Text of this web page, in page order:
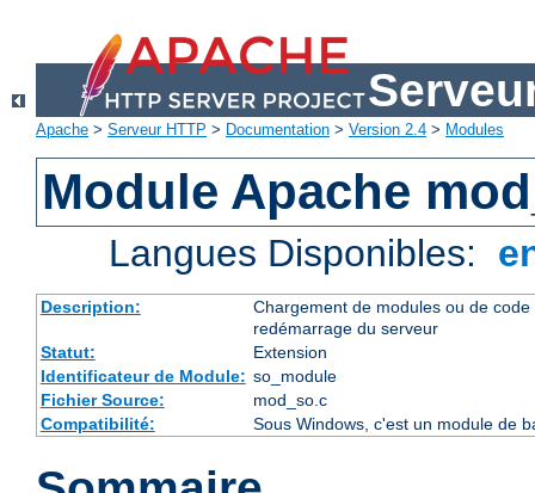
Apache > Serveur HTTP > Documentation > Version 2.4 > Modules
Module Apache
Langues Disponibles:
Description:
Chargement de modules ou de
redémarrage du serveur
Statut:
Extension
Identificateur de Module: so_module
Fichier Source:
mod_so.c
Compatibilité:
Sous Windows, c'est un module de